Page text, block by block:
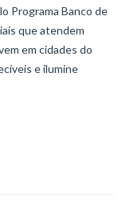
Programa Banco de
que atendem
em cidades do
e ilumine